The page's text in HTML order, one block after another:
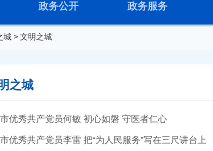
政务公开 政务服务
城 > 文明之城
之城
优秀共产党员何敏 初心如磐 守医者仁心
优秀共产党员李雷 把“为人民服务”写在三尺讲台上